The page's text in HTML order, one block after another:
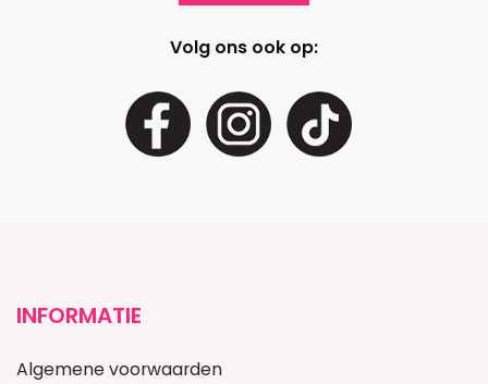
Volg ons ook op:
INFORMATIE
Algemene voorwaarden